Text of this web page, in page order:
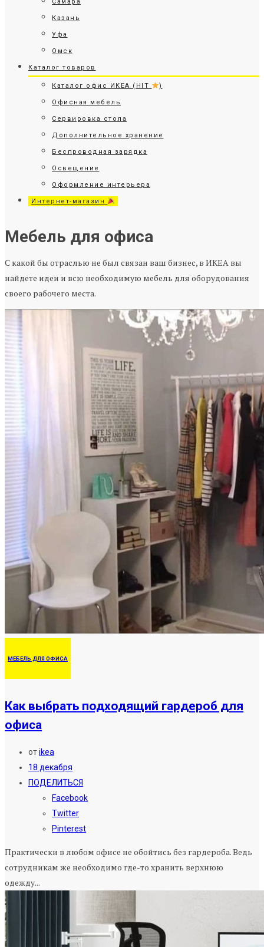
Казань
Уфа
Омск
Каталог товаров
Каталог офис ИКЕА (HIT )
Офисная мебель
Сервировка стола
Дополнительное хранение
Беспроводная зарядка
Освещение
Оформление интерьера
Интернет-магазин
Мебель для офиса
С какой бы отраслью не был связан ваш бизнес, в ИКЕА вы
найдете идеи и всю необходимую мебель для оборудования
своего рабочего места.
МЕБЕЛЬ ДЛЯ ОФИСА
Как выбрать подходящий гардероб для
офиса
отikea
18 декабря
ПОДЕЛИТЬСЯ
Facebook
Twitter
Pinterest
Практически в любом офисе не обойтись без гардероба. Ведь
сотрудникам же необходимо где-то хранить верхнюю
одежду...